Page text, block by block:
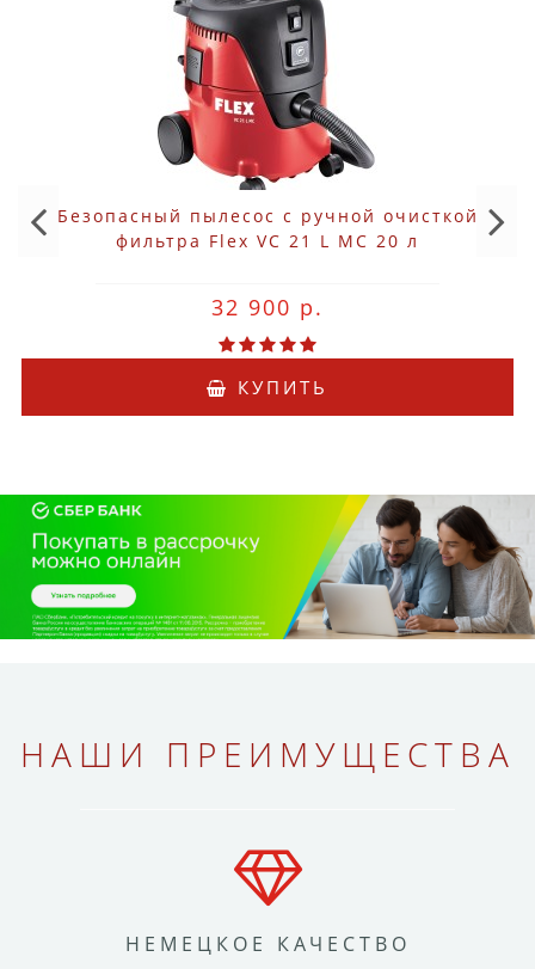
Безопасный пылесос с ручной очисткой
фильтра Flex VC 21 L MC 20 л
32 900 р.
КУПИТЬ
НАШИ ПРЕИМУЩЕСТВА
НЕМЕЦКОЕ КАЧЕСТВО